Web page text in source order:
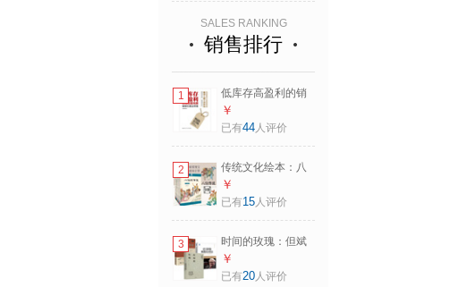
SALES RANKING
销售排行
1
低库存高盈利的销
售路线图 服装生意
这样做 赵栋梁 著 中
￥
已有44人评价
2
传统文化绘本：八
仙的传说系列（套
装共9册） 八仙过
的故事 张果老的故
事 吕洞宾的故事 韩
湘子的故事 曹国舅
￥
已有15人评价
3
时间的玫瑰：但斌
投资札记 全新升级
版+巴菲特致股东的
￥
已有20人评价